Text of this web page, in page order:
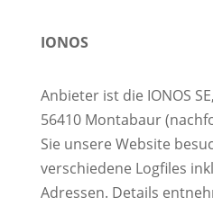
IONOS
Anbieter ist die IONOS
56410 Montabaur
Sie unsere Website
verschiedene Logfiles
Adressen. Details